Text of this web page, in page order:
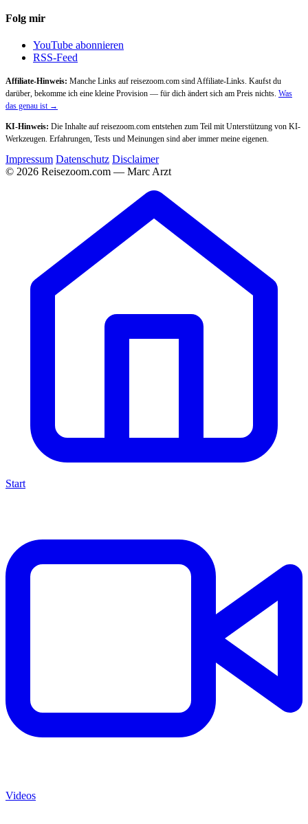
Folg mir
YouTube abonnieren
RSS-Feed
Affiliate-Hinweis: Manche Links auf reisezoom.com sind Affiliate-Links. Kaufst du
darüber, bekomme ich eine kleine Provision — für dich ändert sich am Preis nichts. Was
das genau ist →
KI-Hinweis: Die Inhalte auf reisezoom.com entstehen zum Teil mit Unterstützung von KI-
Werkzeugen. Erfahrungen, Tests und Meinungen sind aber immer meine eigenen.
Impressum Datenschutz Disclaimer
© 2026 Reisezoom.com — Marc Arzt
Start
Videos